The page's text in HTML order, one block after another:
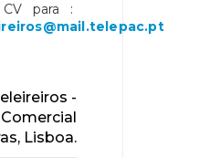
para :
-
Lisboa.